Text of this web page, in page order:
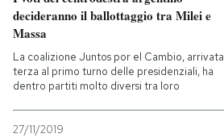
decideranno il ballottaggio tra Milei e
Massa
La coalizione Juntos por el Cambio, arrivata
terza al primo turno delle presidenziali, ha
dentro partiti molto diversi tra loro
27/11/2019